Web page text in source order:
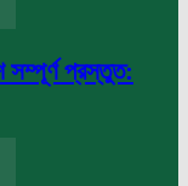
সম্পূর্ণ প্রস্তুত: